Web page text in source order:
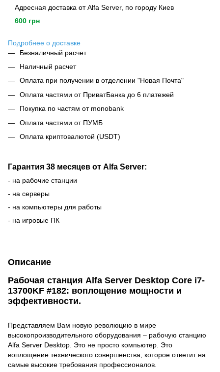
Адресная доставка от Alfa Server, по городу Киев
600 грн
Подробнее о доставке
Безналичный расчет
Наличный расчет
Оплата при получении в отделении "Новая Почта"
Оплата частями от ПриватБанка до 6 платежей
Покупка по частям от monobank
Оплата частями от ПУМБ
Оплата криптовалютой (USDT)
Гарантия 38 месяцев от Alfa Server:
- на рабочие станции
- на серверы
- на компьютеры для работы
- на игровые ПК
Описание
Рабочая станция Alfa Server Desktop Core i7-
13700KF #182: воплощение мощности и
эффективности.
Представляем Вам новую революцию в мире
высокопроизводительного оборудования – рабочую станцию
Alfa Server Desktop. Это не просто компьютер. Это
воплощение технического совершенства, которое ответит на
самые высокие требования профессионалов.